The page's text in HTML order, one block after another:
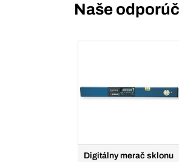
Naše
Digitálny merač sklonu